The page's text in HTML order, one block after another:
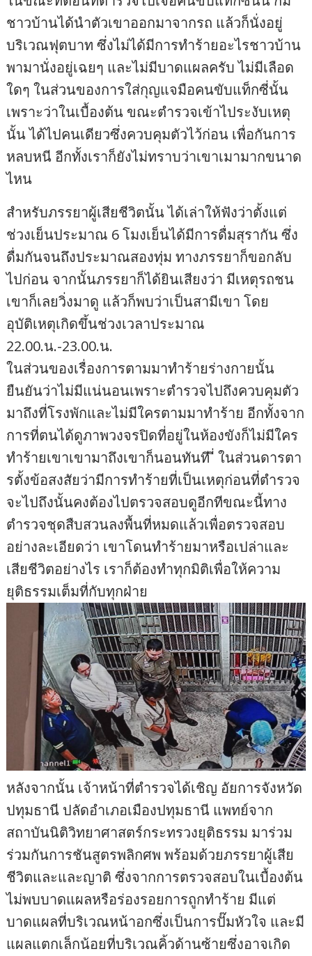
ชาวบ้านได้นำตัวเขาออกมาจากรถ แล้วก็นั่งอยู่
บริเวณฟุตบาท ซึ่งไม่ได้มีการทำร้ายอะไรชาวบ้าน
พามานั่งอยู่เฉยๆ และไม่มีบาดแผลครับ ไม่มีเลือด
ใดๆ ในส่วนของการใส่กุญแจมือคนขับแท็กซี่นั้น
เพราะว่าในเบื้องต้น ขณะตำรวจเข้าไประงับเหตุ
นั้น ได้ไปคนเดียวซึ่งควบคุมตัวไว้ก่อน เพื่อกันการ
หลบหนี อีกทั้งเราก็ยังไม่ทราบว่าเขาเมามากขนาด
ไหน
สำหรับภรรยาผู้เสียชีวิตนั้น ได้เล่าให้ฟังว่าตั้งแต่
ช่วงเย็นประมาณ 6 โมงเย็นได้มีการดื่มสุรากัน ซึ่ง
ดื่มกันจนถึงประมาณสองทุ่ม ทางภรรยาก็ขอกลับ
ไปก่อน จากนั้นภรรยาก็ได้ยินเสียงว่า มีเหตุรถชน
เขาก็เลยวิ่งมาดู แล้วก็พบว่าเป็นสามีเขา โดย
อุบัติเหตุเกิดขึ้นช่วงเวลาประมาณ
22.00.น.-23.00.น.
ในส่วนของเรื่องการตามมาทำร้ายร่างกายนั้น
ยืนยันว่าไม่มีแน่นอนเพราะตำรวจไปถึงควบคุมตัว
มาถึงที่โรงพักและไม่มีใครตามมาทำร้าย อีกทั้งจาก
การที่ตนได้ดูภาพวงจรปิดที่อยู่ในห้องขังก็ไม่มีใคร
ทำร้ายเขาเขามาถึงเขาก็นอนทันที ี่ ในส่วนดารตา
รตั้งข้อสงสัยว่ามีการทำร้ายที่เป็นเหตุก่อนที่ตำรวจ
จะไปถึงนั้นคงต้องไปตรวจสอบดูอีกทีขณะนี้ทาง
ตำรวจชุดสืบสวนลงพื้นที่หมดแล้วเพื่อตรวจสอบ
อย่างละเอียดว่า เขาโดนทำร้ายมาหรือเปล่าและ
เสียชีวิตอย่างไร เราก็ต้องทำทุกมิติเพื่อให้ความ
ยุติธรรมเต็มที่กับทุกฝ่าย
หลังจากนั้น เจ้าหน้าที่ตำรวจได้เชิญ อัยการจังหวัด
ปทุมธานี ปลัดอำเภอเมืองปทุมธานี แพทย์จาก
สถาบันนิติวิทยาศาสตร์กระทรวงยุติธรรม มาร่วม
ร่วมกันการชันสูตรพลิกศพ พร้อมด้วยภรรยาผู้เสีย
ชีวิตและและญาติ ซึ่งจากการตรวจสอบในเบื้องต้น
ไม่พบบาดแผลหรือร่องรอยการถูกทำร้าย มีแต่
บาดแผลที่บริเวณหน้าอกซึ่งเป็นการปั๊มหัวใจ และมี
แผลแตกเล็กน้อยที่บริเวณคิ้วด้านซ้ายซึ่งอาจเกิด